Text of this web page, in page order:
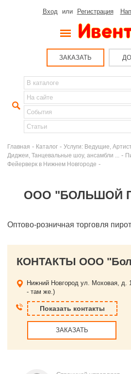
Вход или Регистрация
ЗАКАЗАТЬ
Главная - Каталог - Услуги: Ведущие,
Диджеи, Танцевальные шоу, ансамбли ...
-
Фейерверк в Нижнем Новгороде -
ООО "БОЛЬШОЙ
Оптово-розничная торговля
Нижний Новгород ул. Моховая, д.
- там же.)
Показать контакты
ЗАКАЗАТЬ